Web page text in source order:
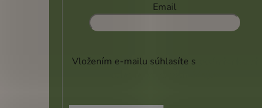
Email
Vložením e-mailu súhlasíte s